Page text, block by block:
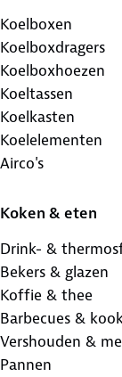
Koelboxen
Koelboxdragers
Koelboxhoezen
Koeltassen
Koelkasten
Koelelementen
Airco's
Koken & eten
Drink- &
Bekers & glazen
Koffie & thee
Barbecues &
Vershouden &
Pannen